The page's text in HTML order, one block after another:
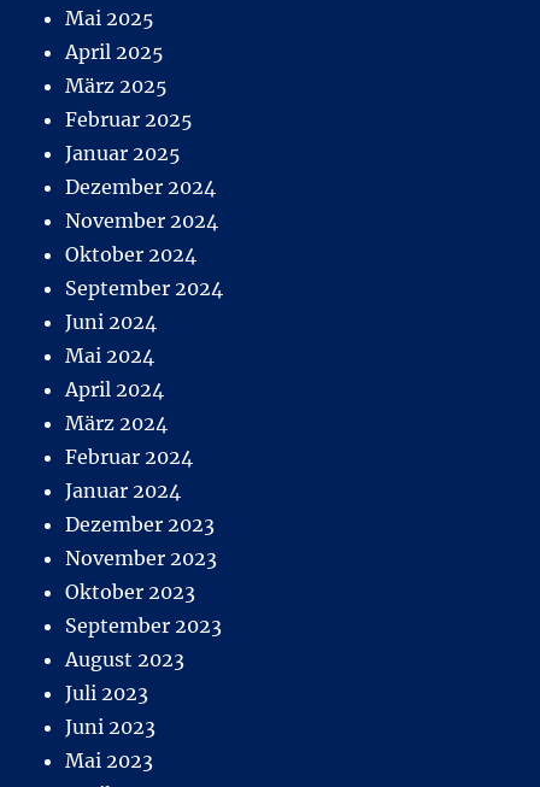
Mai 2025
April 2025
März 2025
Februar 2025
Januar 2025
Dezember 2024
November 2024
Oktober 2024
September 2024
Juni 2024
Mai 2024
April 2024
März 2024
Februar 2024
Januar 2024
Dezember 2023
November 2023
Oktober 2023
September 2023
August 2023
Juli 2023
Juni 2023
Mai 2023